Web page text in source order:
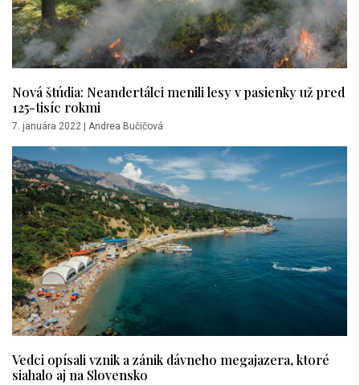
Nová štúdia: Neandertálci menili lesy v pasienky už pred
125-tisíc rokmi
7. januára 2022 Andrea Bučičová
Vedci opísali vznik a zánik dávneho megajazera, ktoré
siahalo aj na Slovensko